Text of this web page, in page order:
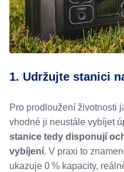
1. Udržujte stanici
Pro prodloužení životnosti
vhodné ji neustále vybíjet
stanice tedy disponují
vybíjení. V praxi to
ukazuje 0 % kapacity,